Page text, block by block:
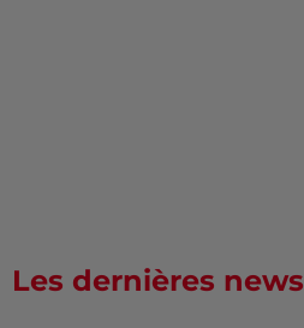
Les dernières news